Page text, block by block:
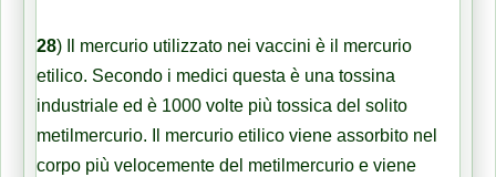
28) Il mercurio utilizzato nei vaccini è il mercurio
etilico. Secondo i medici questa è una tossina
industriale ed è 1000 volte più tossica del solito
metilmercurio. Il mercurio etilico viene assorbito nel
corpo più velocemente del metilmercurio e viene